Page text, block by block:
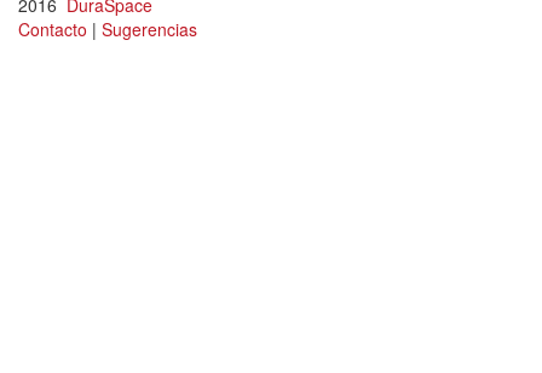
2016 DuraSpace
Contacto | Sugerencias